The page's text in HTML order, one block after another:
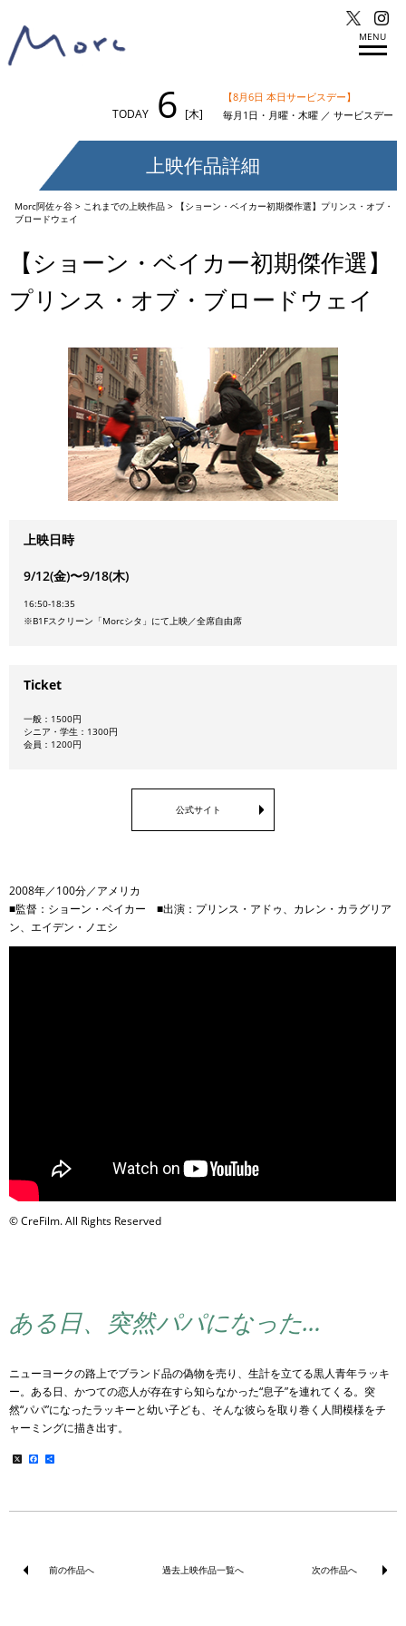
MENU
TODAY 6 [木]
【8月6日 本日サービスデー】
毎月1日・月曜・木曜 ／ サービスデー
上映作品詳細
Morc阿佐ヶ谷> これまでの上映作品>
【ショーン・ベイカー初期傑作選】プリンス・オブ・
ブロードウェイ
【ショーン・ベイカー初期傑作選】
プリンス・オブ・ブロードウェイ
上映日時
9/12(金)〜9/18(木)
16:50-18:35
※B1Fスクリーン「Morcシタ」にて上映／全席自由席
Ticket
一般：1500円
シニア・学生：1300円
会員：1200円
公式サイト
2008年／100分／アメリカ
■監督：ショーン・ベイカー ■出演：プリンス・アドゥ、カレン・カラグリア
ン、エイデン・ノエシ
© CreFilm. All Rights Reserved
ある日、突然パパになった…
ニューヨークの路上でブランド品の偽物を売り、生計を立てる黒人青年ラッキ
ー。ある日、かつての恋人が存在すら知らなかった“息子”を連れてくる。突
然“パパ”になったラッキーと幼い子ども、そんな彼らを取り巻く人間模様をチ
ャーミングに描き出す。
X Facebook
前の作品へ 過去上映作品一覧へ 次の作品へ